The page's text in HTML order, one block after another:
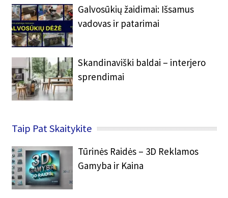
Galvosūkių žaidimai: Išsamus
vadovas ir patarimai
Skandinaviški baldai – interjero
sprendimai
Taip Pat Skaitykite
Tūrinės Raidės – 3D Reklamos
Gamyba ir Kaina